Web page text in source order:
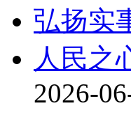
弘扬实
人民之
2026-